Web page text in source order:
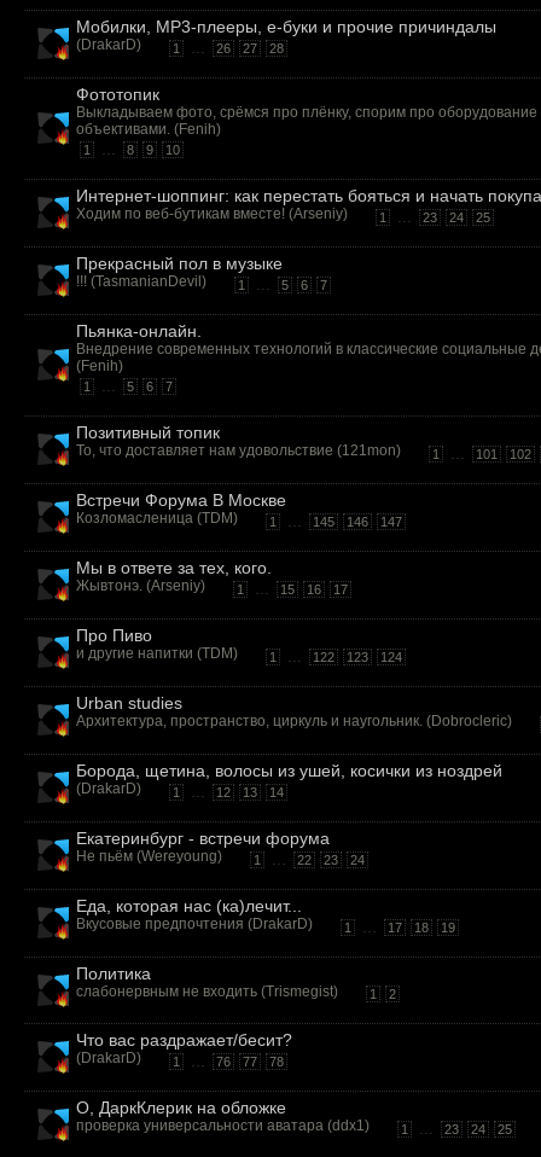
Мобилки, MP3-плееры, е-буки и прочие причиндалы
(DrakarD) 1 26 27 28
Фототопик
Выкладываем фото, срёмся про плёнку, спорим про
объективами. (Fenih)
1 8 9 10
Интернет-шоппинг: как перестать бояться и начать
Ходим по веб-бутикам вместе! (Arseniy) 1 23 24 25
Прекрасный пол в музыке
!!! (TasmanianDevil) 1 5 6 7
Пьянка-онлайн.
Внедрение современных технологий в классические социальные
(Fenih)
1 5 6 7
Позитивный топик
То, что доставляет нам удовольствие (121mon) 1 101 102
Встречи Форума В Москве
Козломасленица (TDM) 1 145 146 147
Мы в ответе за тех, кого.
Жывтонэ. (Arseniy) 1 15 16 17
Про Пиво
и другие напитки (TDM) 1 122 123 124
Urban studies
Архитектура, пространство, циркуль и наугольник. (Dobrocleric)
Борода, щетина, волосы из ушей, косички из ноздрей
(DrakarD) 1 12 13 14
Екатеринбург - встречи форума
Не пьём (Wereyoung) 1 22 23 24
Еда, которая нас (ка)лечит...
Вкусовые предпочтения (DrakarD) 1 17 18 19
Политика
слабонервным не входить (Trismegist) 1 2
Что вас раздражает/бесит?
(DrakarD) 1 76 77 78
О, ДаркКлерик на обложке
проверка универсальности аватара (ddx1 ) 1 23 24 25